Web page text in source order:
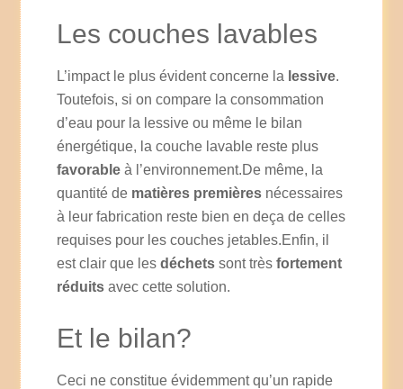
Les couches lavables
L’impact le plus évident concerne la lessive.
Toutefois, si on compare la consommation
d’eau pour la lessive ou même le bilan
énergétique, la couche lavable reste plus
favorable à l’environnement.De même, la
quantité de matières premières nécessaires
à leur fabrication reste bien en deça de celles
requises pour les couches jetables.Enfin, il
est clair que lesdéchets sont trèsfortement
réduits avec cette solution.
Et le bilan?
Ceci ne constitue évidemment qu’un rapide